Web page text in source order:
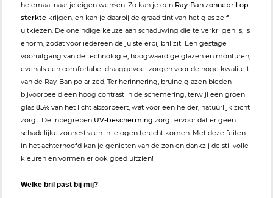
helemaal naar je eigen wensen. Zo kan je een Ray-Ban zonnebril op
sterkte krijgen, en kan je daarbij de graad tint van het glas zelf
uitkiezen. De oneindige keuze aan schaduwing die te verkrijgen is, is
enorm, zodat voor iedereen de juiste erbij bril zit! Een gestage
vooruitgang van de technologie, hoogwaardige glazen en monturen,
evenals een comfortabel draaggevoel zorgen voor de hoge kwaliteit
van de Ray-Ban polarized. Ter herinnering, bruine glazen bieden
bijvoorbeeld een hoog contrast in de schemering, terwijl een groen
glas 85% van het licht absorbeert, wat voor een helder, natuurlijk zicht
zorgt. De inbegrepen UV-bescherming zorgt ervoor dat er geen
schadelijke zonnestralen in je ogen terecht komen. Met deze feiten
in het achterhoofd kan je genieten van de zon en dankzij de stijlvolle
kleuren en vormen er ook goed uitzien!
Welke bril past bij mij?